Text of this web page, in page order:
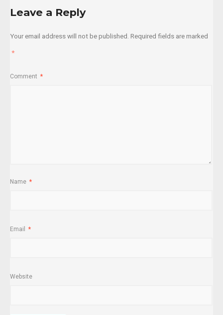
Leave a Reply
Your email address will not be published. Required fields are marked
*
Comment *
Name *
Email *
Website